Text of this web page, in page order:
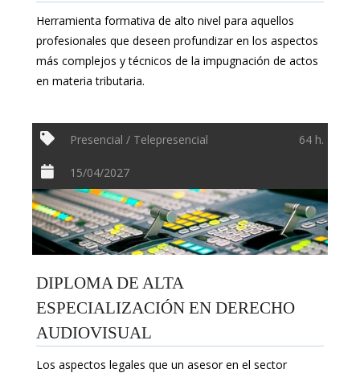
Herramienta formativa de alto nivel para aquellos
profesionales que deseen profundizar en los aspectos
más complejos y técnicos de la impugnación de actos
en materia tributaria.
Presencial / Telepresencial 64 h.
15/04/2027
DIPLOMA DE ALTA
ESPECIALIZACIÓN EN DERECHO
AUDIOVISUAL
Los aspectos legales que un asesor en el sector